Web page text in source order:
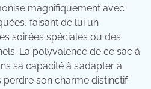
magnifiquement avec
faisant de lui un
soirées spéciales ou des
La polyvalence de ce sac à
sa capacité à s’adapter à
son charme distinctif.